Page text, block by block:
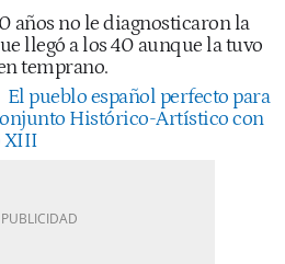
años no le diagnosticaron la
llegó a los 40 aunque la tuvo
temprano.
El pueblo español perfecto para
Histórico-Artístico con
XIII